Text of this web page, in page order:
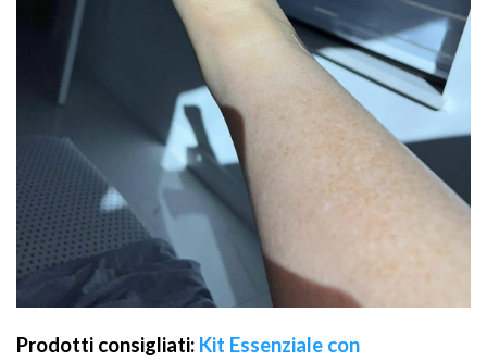
Prodotti consigliati: Kit Essenziale con